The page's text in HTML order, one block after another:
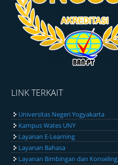
LINK TERKAIT
Universitas Negeri Yogyakarta
Kampus Wates UNY
Layanan E-Learning
Layanan Bahasa
Layanan Bimbingan dan Konseling